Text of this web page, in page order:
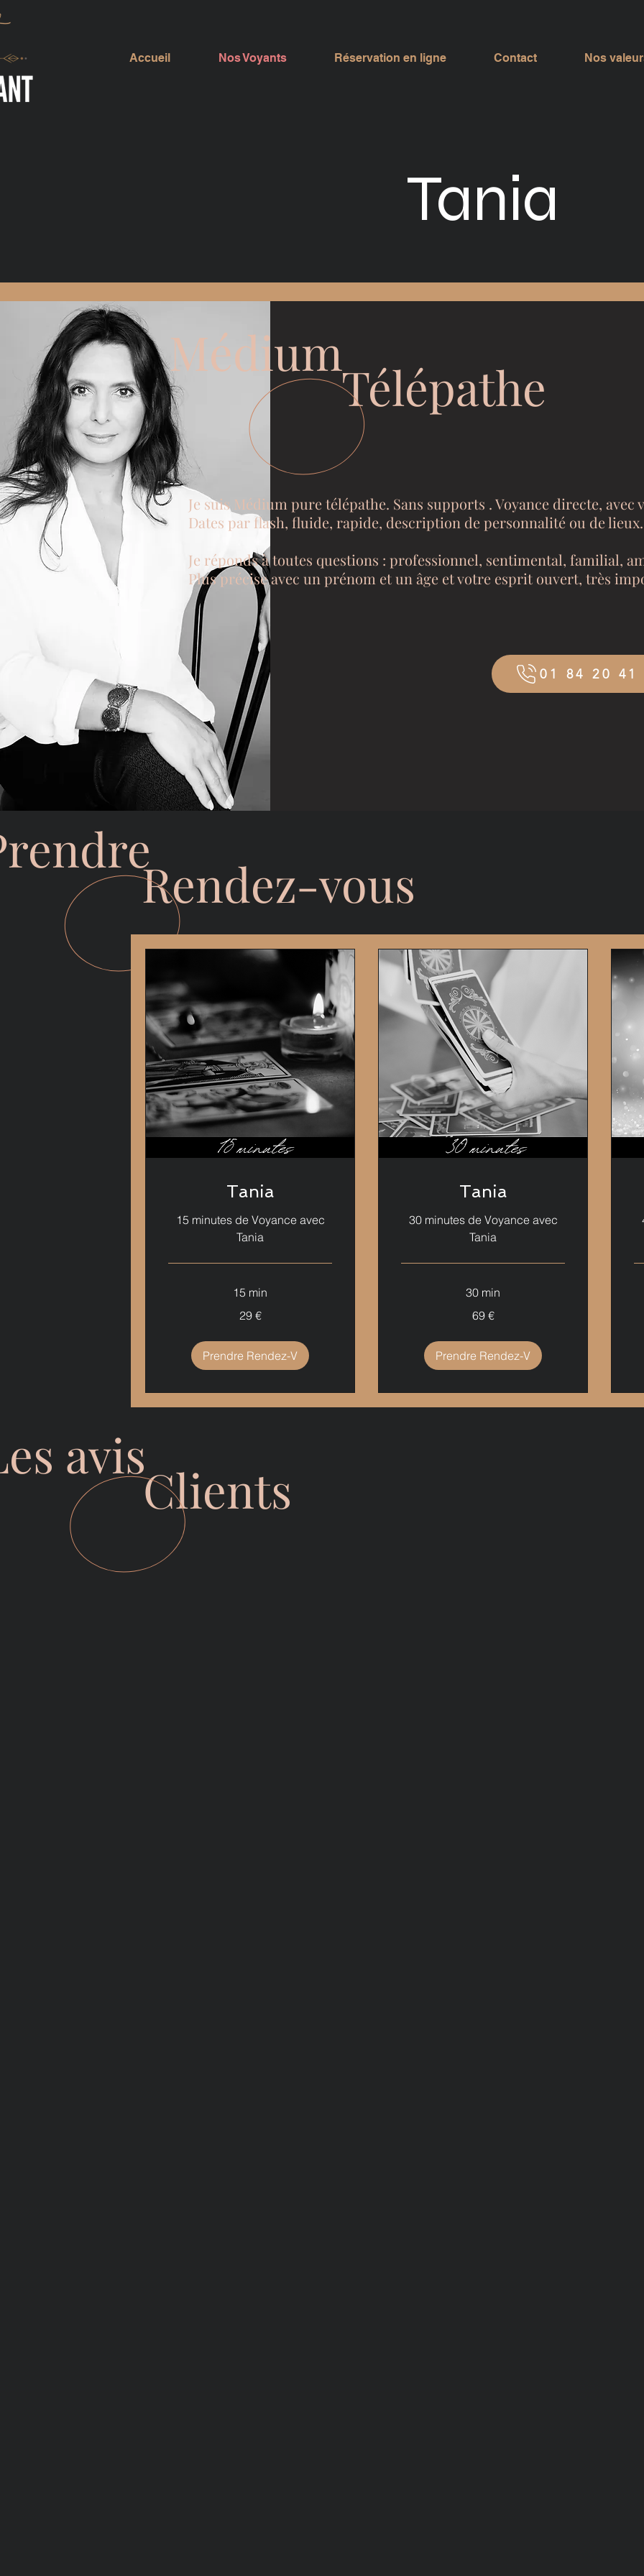
Accueil Nos Voyants Réservation en ligne Contact Nos
Tania
Médium
Télépathe
Je suis Médium puretélépathe. Sans supports . Voyance directe, avec
Dates par flash, fluide, rapide, description de personnalité ou de lieux.
Je réponds à toutes questions : professionnel, sentimental, familial,
Plus précise avec un prénom et un âge et votre esprit ouvert, très
01 84 20 41
vous
Tania
15 minutes de Voyance avec
Tania
15 min
29 €
Prendre Rendez-V
Tania
30 minutes de Voyance avec
Tania
30 min
69 €
Prendre Rendez-V
avis